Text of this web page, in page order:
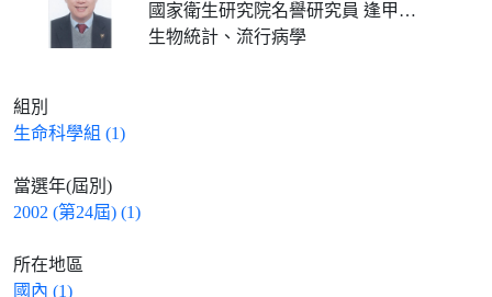
國家衛生研究院名譽研究員 逢甲大學春雨講座教授(2023/02/01- )
生物統計、流行病學
組別
生命科學組 (1)
當選年(屆別)
2002 (第24屆) (1)
所在地區
國內 (1)